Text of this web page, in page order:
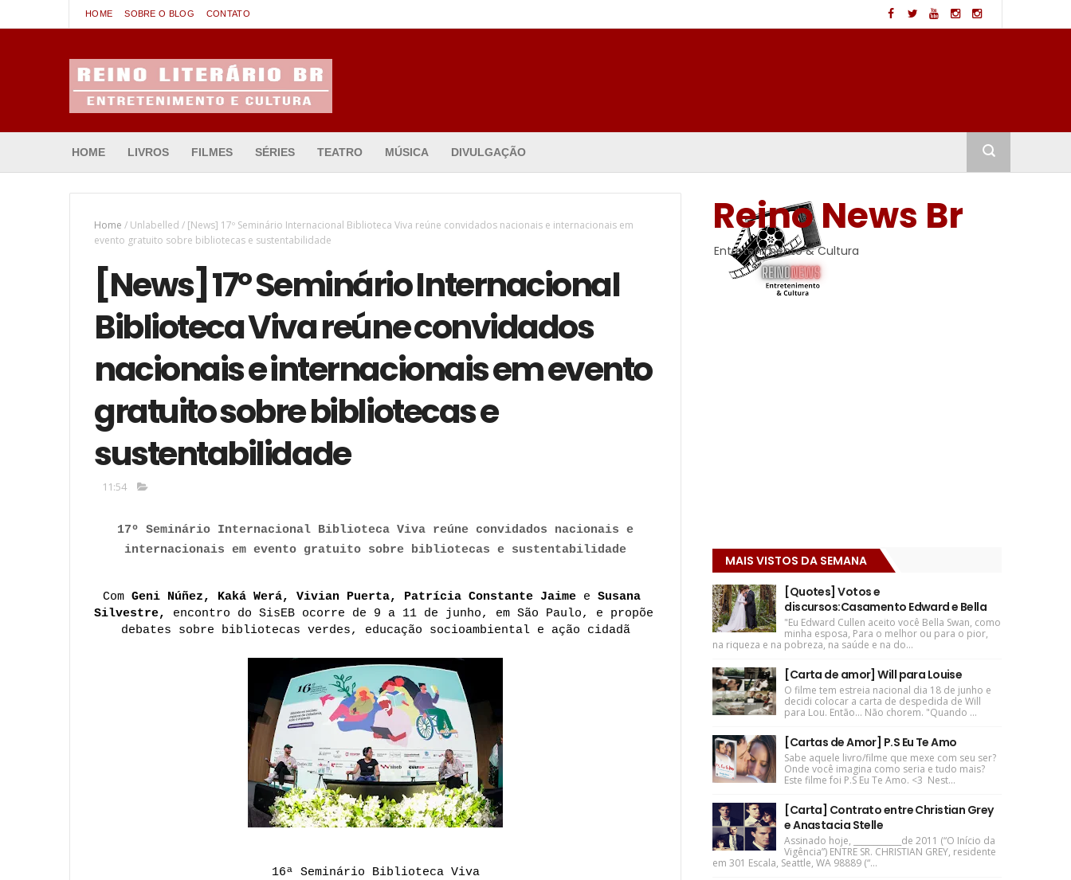
HOME SOBRE O BLOG CONTATO
HOME LIVROS FILMES SÉRIES TEATRO MÚSICA DIVULGAÇÃO
Home / Unlabelled / [News] 17º Seminário Internacional Biblioteca Viva reúne convidados nacionais e internacionais em
evento gratuito sobre bibliotecas e sustentabilidade
[News] 17º Seminário Internacional
Biblioteca Viva reúne convidados
nacionais e internacionais em evento
gratuito sobre bibliotecas e
sustentabilidade
11:54
17º Seminário Internacional Biblioteca Viva reúne convidados nacionais e
internacionais em evento gratuito sobre bibliotecas e sustentabilidade
Com Geni Núñez, Kaká Werá, Vivian Puerta, Patrícia Constante Jaime e Susana
Silvestre, encontro do SisEB ocorre de 9 a 11 de junho, em São Paulo, e propõe
debates sobre bibliotecas verdes, educação socioambiental e ação cidadã
16ª Seminário Biblioteca Viva
Reino News Br
Entretenimento & Cultura
MAIS VISTOS DA SEMANA
[Quotes] Votos e
discursos:Casamento Edward e Bella
"Eu Edward Cullen aceito você Bella Swan, como
minha esposa, Para o melhor ou para o pior,
na riqueza e na pobreza, na saúde e na do...
[Carta de amor] Will para Louise
O filme tem estreia nacional dia 18 de junho e
decidi colocar a carta de despedida de Will
para Lou. Então... Não chorem. "Quando ...
[Cartas de Amor] P.S Eu Te Amo
Sabe aquele livro/filme que mexe com seu ser?
Onde você imagina como seria e tudo mais?
Este filme foi P.S Eu Te Amo. <3 Nest...
[Carta] Contrato entre Christian Grey
e Anastacia Stelle
Assinado hoje, ____________de 2011 (“O Início da
Vigência”) ENTRE SR. CHRISTIAN GREY, residente
em 301 Escala, Seattle, WA 98889 (“...